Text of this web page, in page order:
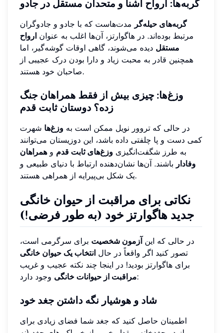
گربه‌ها: ارواح آشنا و متحدان مستقل در جادو
گربه‌های حیله‌گر مدت‌هاست که با جادو و جادوگران
مرتبط بوده‌اند. در هاگوارتز، آن‌ها اغلب به عنوان ارواح
مستقل دیده می‌شوند، گاهی اوقات گوشه‌گیر، اما
همچنین قادر به محبت زیاد و دارا بودن درک عجیبی از
صاحبان خود هستند.
وزغ‌ها: چیزی بیش از فقط همراهان جنگ
زده؟ دوستان ثابت قدم
در حالی که تروور نویل ممکن است به وزغ‌ها شهرت
کمی دست و پا چلفتی داده باشد، این دوزیستان می‌توانند
به طرز شگفت‌انگیزی وزغ‌های ثابت قدم و همراهان
وفادار باشند. آن‌ها نشان‌دهنده ارتباط با دنیای طبیعی و
یک شکل بی‌پیرایه از همراهی هستند.
نکاتی برای مراقبت از حیوان خانگی
جدید هاگوارتز خود (به طور فرضی!)
در حالی که این آزمون شخصیت برای سرگرمی است،
تصور کنید اگر واقعاً در حال انتخاب یک حیوان خانگی
برای هاگوارتز بودید! در اینجا چند نکته عجیب و غریب
مراقبت از حیوانات خانگیوجود دارد:
شاد و هوشیار نگه داشتن جغد خود
اطمینان حاصل کنید که جغد شما فضای زیادی برای